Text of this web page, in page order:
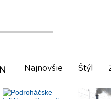
Najnovšie Štýl